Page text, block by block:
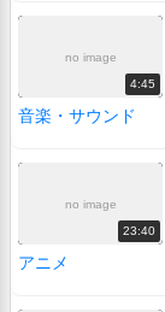
no image
4:45
音楽・サウンド
no image
23:40
アニメ